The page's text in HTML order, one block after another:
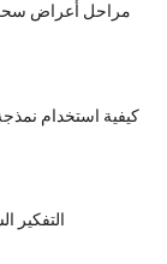
كيفية استخدام
التفكير